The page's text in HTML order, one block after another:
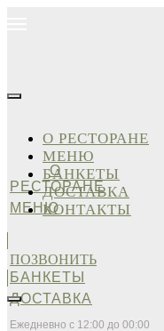
О
РЕСТОРАНЕ
МЕНЮ
БАНКЕТЫ
ДОСТАВКА
Ежедневно с 12:00 до 00:00
О РЕСТОРАНЕ
МЕНЮ
БАНКЕТЫ
ДОСТАВКА
КОНТАКТЫ
ПОЗВОНИТЬ